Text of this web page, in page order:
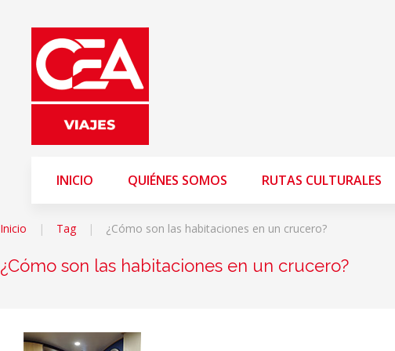
INICIO QUIÉNES SOMOS RUTAS CULTURALES
Inicio Tag ¿Cómo son las habitaciones en un crucero?
¿Cómo son las habitaciones en un crucero?